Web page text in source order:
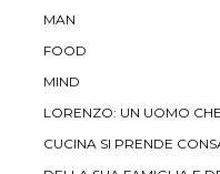
MAN
FOOD
MIND
LORENZO: UN UOMO
CUCINA SI PRENDE